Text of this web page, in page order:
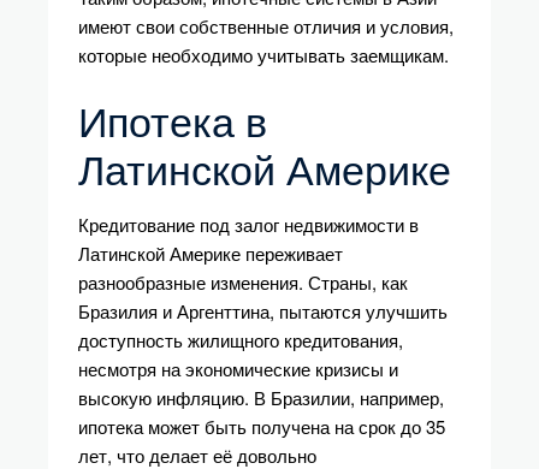
имеют свои собственные отличия и условия,
которые необходимо учитывать заемщикам.
Ипотека в
Латинской Америке
Кредитование под залог недвижимости в
Латинской Америке переживает
разнообразные изменения. Страны, как
Бразилия и Аргенттина, пытаются улучшить
доступность жилищного кредитования,
несмотря на экономические кризисы и
высокую инфляцию. В Бразилии, например,
ипотека может быть получена на срок до 35
лет, что делает её довольно